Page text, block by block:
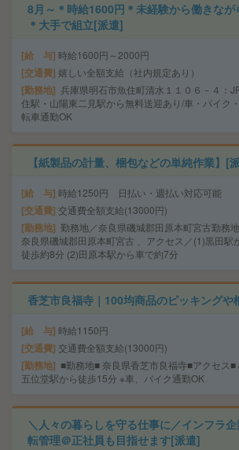
8月～＊時給1600円＊未経験から働きなが
＊大手で組立[派遣]
給 与 時給1600円～2000円
交通費 嬉しい全額支給（社内規定あり）
勤務地 兵庫県明石市魚住町清水１１０６－４：
住駅・山陽東二見駅から無料送迎あり/車・バイク
転車通勤OK
【紙製品の計量、梱包などの単純作業】[
給 与 時給1250円 日払い・週払い対応可能
交通費 交通費全額支給(13000円)
勤務地 勤務地／奈良県磯城郡田原本町宮古勤務
奈良県磯城郡田原本町宮古 、アクセス／(1)黒田駅
徒歩約8分 (2)田原本駅から車で約7分
香芝市良福寺｜100均商品のピッキングや
給 与 時給1150円
交通費 交通費全額支給(13000円)
勤務地
■勤務地■ 奈良県香芝市良福寺■アクセス■
五位堂駅から徒歩15分 ※車、バイク通勤OK
＼人々の暮らしを守る仕事に／インフラ
転管理＠正社員も目指せます[派遣]